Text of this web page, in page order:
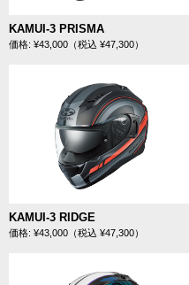
KAMUI-3 PRISMA
価格: ¥43,000（税込 ¥47,300）
KAMUI-3 RIDGE
価格: ¥43,000（税込 ¥47,300）